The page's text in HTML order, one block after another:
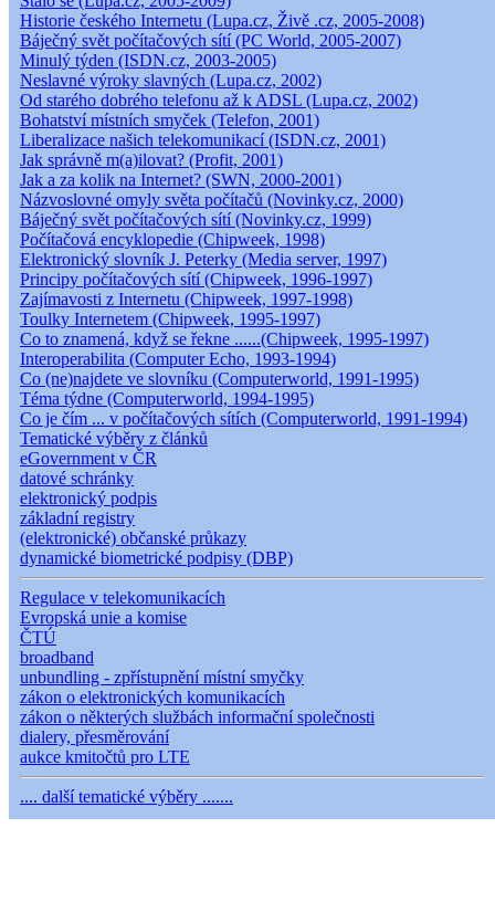
Historie českého Internetu (Lupa.cz, Živě .cz, 2005-2008)
Báječný svět počítačových sítí (PC World, 2005-2007)
Minulý týden (ISDN.cz, 2003-2005)
Neslavné výroky slavných (Lupa.cz, 2002)
Od starého dobrého telefonu až k ADSL (Lupa.cz, 2002)
Bohatství místních smyček (Telefon, 2001)
Liberalizace našich telekomunikací (ISDN.cz, 2001)
Jak správně m(a)ilovat? (Profit, 2001)
Jak a za kolik na Internet? (SWN, 2000-2001)
Názvoslovné omyly světa počítačů (Novinky.cz, 2000)
Báječný svět počítačových sítí (Novinky.cz, 1999)
Počítačová encyklopedie (Chipweek, 1998)
Elektronický slovník J. Peterky (Media server, 1997)
Principy počítačových sítí (Chipweek, 1996-1997)
Zajímavosti z Internetu (Chipweek, 1997-1998)
Toulky Internetem (Chipweek, 1995-1997)
Co to znamená, když se řekne ......(Chipweek, 1995-1997)
Interoperabilita (Computer Echo, 1993-1994)
Co (ne)najdete ve slovníku (Computerworld, 1991-1995)
Téma týdne (Computerworld, 1994-1995)
Co je čím ... v počítačových sítích (Computerworld, 1991-1994)
Tematické výběry z článků
eGovernment v ČR
datové schránky
elektronický podpis
základní registry
(elektronické) občanské průkazy
dynamické biometrické podpisy (DBP)
Regulace v telekomunikacích
Evropská unie a komise
ČTÚ
broadband
unbundling - zpřístupnění místní smyčky
zákon o elektronických komunikacích
zákon o některých službách informační společnosti
dialery, přesměrování
aukce kmitočtů pro LTE
.... další tematické výběry .......